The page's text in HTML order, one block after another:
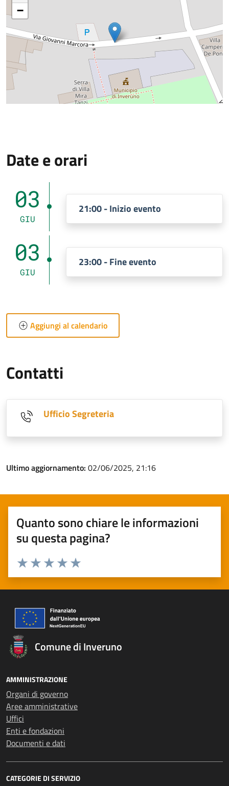
−
Date e orari
03
GIU
21:00 - Inizio evento
03
GIU
23:00 - Fine evento
Aggiungi al calendario
Contatti
Ufficio Segreteria
Ultimo aggiornamento: 02/06/2025, 21:16
Quanto sono chiare le informazioni
su questa pagina?
Valuta 5 stelle su 5
Valuta 4 stelle su 5
Valuta 3 stelle su 5
Valuta 2 stelle su 5
Valuta 1 stelle su 5
Comune di Inveruno
AMMINISTRAZIONE
Organi di governo
Aree amministrative
Uffici
Enti e fondazioni
Documenti e dati
CATEGORIE DI SERVIZIO